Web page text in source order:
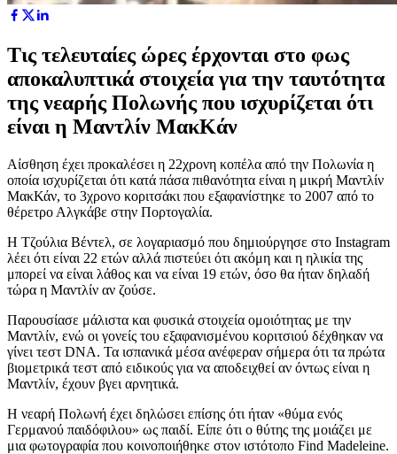
Τις τελευταίες ώρες έρχονται στο φως
αποκαλυπτικά στοιχεία για την ταυτότητα
της νεαρής Πολωνής που ισχυρίζεται ότι
είναι η Μαντλίν ΜακΚάν
Αίσθηση έχει προκαλέσει η 22χρονη κοπέλα από την Πολωνία η
οποία ισχυρίζεται ότι κατά πάσα πιθανότητα είναι η μικρή Μαντλίν
ΜακΚάν, το 3χρονο κοριτσάκι που εξαφανίστηκε το 2007 από το
θέρετρο Αλγκάβε στην Πορτογαλία.
Η Τζούλια Βέντελ, σε λογαριασμό που δημιούργησε στο Instagram
λέει ότι είναι 22 ετών αλλά πιστεύει ότι ακόμη και η ηλικία της
μπορεί να είναι λάθος και να είναι 19 ετών, όσο θα ήταν δηλαδή
τώρα η Μαντλίν αν ζούσε.
Παρουσίασε μάλιστα και φυσικά στοιχεία ομοιότητας με την
Μαντλίν, ενώ οι γονείς του εξαφανισμένου κοριτσιού δέχθηκαν να
γίνει τεστ DNA. Τα ισπανικά μέσα ανέφεραν σήμερα ότι τα πρώτα
βιομετρικά τεστ από ειδικούς για να αποδειχθεί αν όντως είναι η
Μαντλίν, έχουν βγει αρνητικά.
Η νεαρή Πολωνή έχει δηλώσει επίσης ότι ήταν «θύμα ενός
Γερμανού παιδόφιλου» ως παιδί. Είπε ότι ο θύτης της μοιάζει με
μια φωτογραφία που κοινοποιήθηκε στον ιστότοπο Find Madeleine.